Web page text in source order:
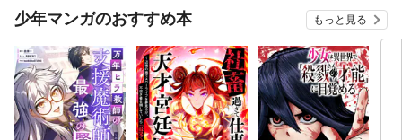
『ざまぁ！』します！
少年マンガのおすすめ本 もっと見る